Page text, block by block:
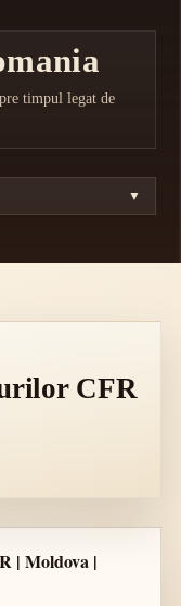
timpul legat de
▼
CFR
| Moldova |